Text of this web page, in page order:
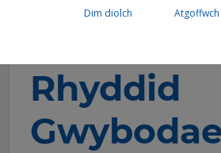
Rhyddid
Dim diolch